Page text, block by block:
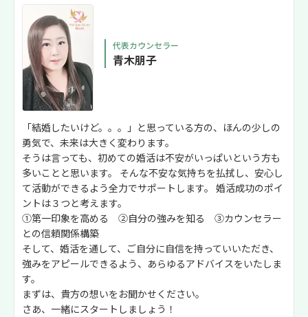
代表カウンセラー
青木朋子
「結婚したいけど。。。」と思っている方の、ほんの少しの
勇気で、未来は大きく変わります。
そうは言っても、初めての婚活は不安がいっぱいという方も
多いことと思います。 そんな不安な気持ちを払拭し、安心し
て活動ができるよう全力でサポートします。 婚活成功のポイ
ントは３つと考えます。
①第一印象を高める ②自分の強みを知る ③カウンセラー
との信頼関係構築
そして、婚活を通して、ご自分に自信を持っていいただき、
強みをアピールできるよう、あらゆるアドバイスをいたしま
す。
まずは、貴方の想いをお聞かせください。
さあ、一緒にスタートしましょう！